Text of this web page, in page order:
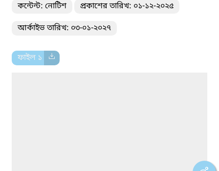
কন্টেন্ট: নোটিশ প্রকাশের তারিখ: ০১-১২-২০২৫
আর্কাইভ তারিখ: ০৩-০১-২০২৭
ফাইল ১